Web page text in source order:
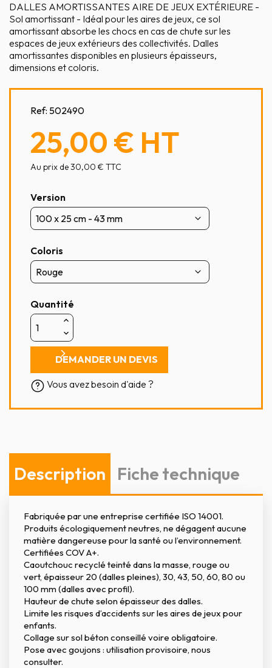
DALLES AMORTISSANTES AIRE DE JEUX EXTÉRIEURE -
Sol amortissant - Idéal pour les aires de jeux, ce sol
amortissant absorbe les chocs en cas de chute sur les
espaces de jeux extérieurs des collectivités. Dalles
amortissantes disponibles en plusieurs épaisseurs,
dimensions et coloris.
Ref: 502490
25,00 € HT
Au prix de 30,00 € TTC
Version
Coloris
Quantité
DEMANDER UN DEVIS
Vous avez besoin d'aide ?
Description Fiche technique
Fabriquée par une entreprise certifiée ISO 14001.
Produits écologiquement neutres, ne dégagent aucune
matière dangereuse pour la santé ou l’environnement.
Certifiées COV A+.
Caoutchouc recyclé teinté dans la masse, rouge ou
vert, épaisseur 20 (dalles pleines), 30, 43, 50, 60, 80 ou
100 mm (dalles avec profil).
Hauteur de chute selon épaisseur des dalles.
Limite les risques d’accidents sur les aires de jeux pour
enfants.
Collage sur sol béton conseillé voire obligatoire.
Pose avec goujons : utilisation provisoire, nous
consulter.